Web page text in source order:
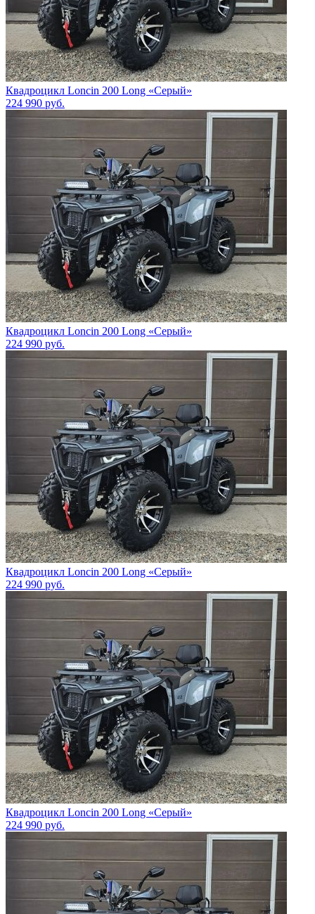
Квадроцикл Loncin 200 Long «Серый»
224 990 руб.
Квадроцикл Loncin 200 Long «Серый»
224 990 руб.
Квадроцикл Loncin 200 Long «Серый»
224 990 руб.
Квадроцикл Loncin 200 Long «Серый»
224 990 руб.